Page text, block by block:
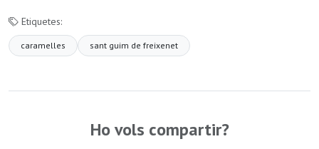
Etiquetes:
caramelles sant guim de freixenet
Ho vols compartir?